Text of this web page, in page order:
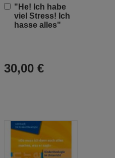
"He! Ich habe
viel Stress! Ich
hasse alles"
30,00 €
In
den
Warenkorb